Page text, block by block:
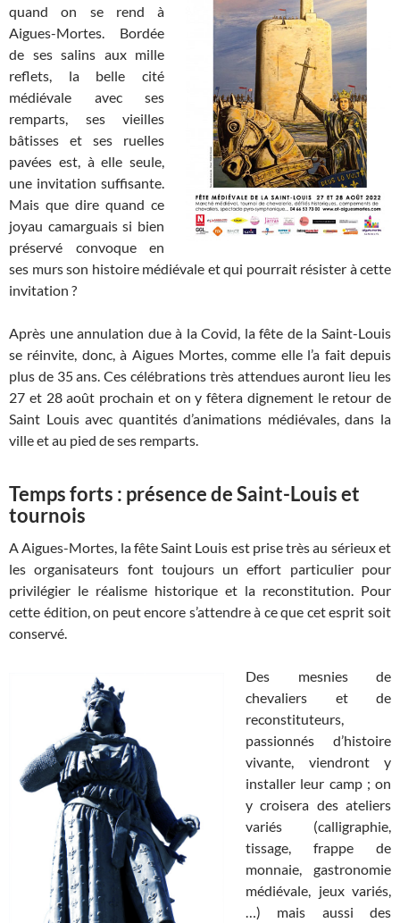
quand on se rend à
Aigues-Mortes. Bordée
de ses salins aux mille
reflets, la belle cité
médiévale avec ses
remparts, ses vieilles
bâtisses et ses ruelles
pavées est, à elle seule,
une invitation suffisante.
Mais que dire quand ce
joyau camarguais si bien
préservé convoque en
ses murs son histoire médiévale et qui pourrait résister à cette
invitation ?
Après une annulation due à la Covid, la fête de la Saint-Louis
se réinvite, donc, à Aigues Mortes, comme elle l’a fait depuis
plus de 35 ans. Ces célébrations très attendues auront lieu les
27 et 28 août prochain et on y fêtera dignement le retour de
Saint Louis avec quantités d’animations médiévales, dans la
ville et au pied de ses remparts.
Temps forts : présence de Saint-Louis et
tournois
A Aigues-Mortes, la fête Saint Louis est prise très au sérieux et
les organisateurs font toujours un effort particulier pour
privilégier le réalisme historique et la reconstitution. Pour
cette édition, on peut encore s’attendre à ce que cet esprit soit
conservé.
Des mesnies de
chevaliers et de
reconstituteurs,
passionnés d’histoire
vivante, viendront y
installer leur camp ; on
y croisera des ateliers
variés (calligraphie,
tissage, frappe de
monnaie, gastronomie
médiévale, jeux variés,
…) mais aussi des